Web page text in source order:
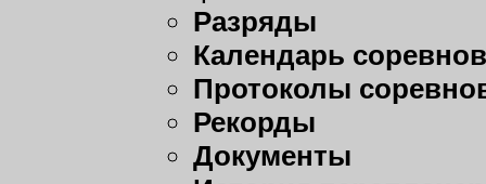
Разряды
Календарь
Протоколы
Рекорды
Документы